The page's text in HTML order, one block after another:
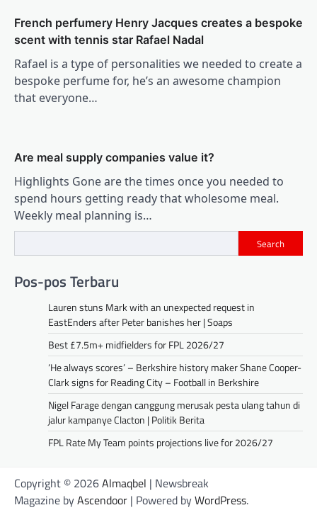
French perfumery Henry Jacques creates a bespoke
scent with tennis star Rafael Nadal
Rafael is a type of personalities we needed to create a
bespoke perfume for, he’s an awesome champion
that everyone…
Are meal supply companies value it?
Highlights Gone are the times once you needed to
spend hours getting ready that wholesome meal.
Weekly meal planning is…
Search
Pos-pos Terbaru
Lauren stuns Mark with an unexpected request in
EastEnders after Peter banishes her | Soaps
Best £7.5m+ midfielders for FPL 2026/27
‘He always scores’ – Berkshire history maker Shane Cooper-
Clark signs for Reading City – Football in Berkshire
Nigel Farage dengan canggung merusak pesta ulang tahun di
jalur kampanye Clacton | Politik Berita
FPL Rate My Team points projections live for 2026/27
Copyright © 2026Almaqbel | Newsbreak
Magazine byAscendoor | Powered byWordPress.